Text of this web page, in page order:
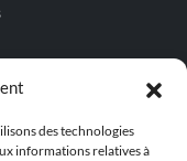
des technologies
informations relatives à